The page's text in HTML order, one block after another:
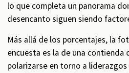
lo que completa un panorama
desencanto siguen siendo
Más allá de los porcentajes, la
encuesta es la de una contienda
polarizarse en torno a